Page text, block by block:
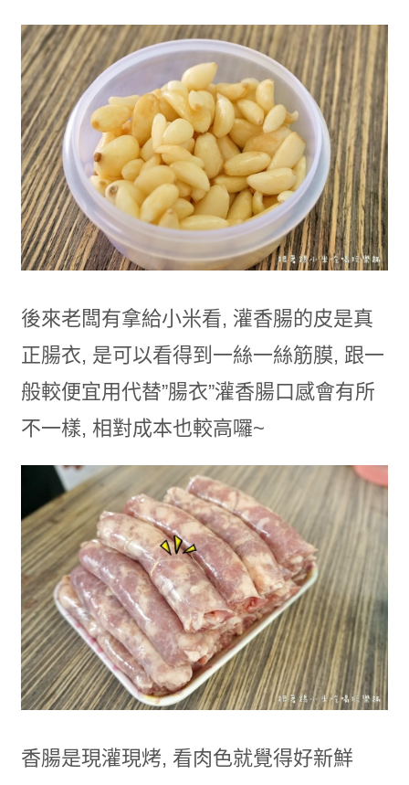
後來老闆有拿給小米看, 灌香腸的皮是真
正腸衣, 是可以看得到一絲一絲筋膜, 跟一
般較便宜用代替”腸衣”灌香腸口感會有所
不一樣, 相對成本也較高囉~
香腸是現灌現烤, 看肉色就覺得好新鮮